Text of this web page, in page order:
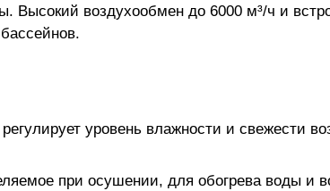
Высокий воздухообмен до 6000 м³/ч и
уровень влажности и свежести
при осушении, для обогрева воды и